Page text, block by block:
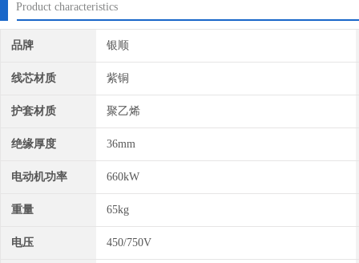
Product characteristics
品牌 银顺
线芯材质 紫铜
护套材质 聚乙烯
绝缘厚度 36mm
电动机功率 660kW
重量 65kg
电压 450/750V